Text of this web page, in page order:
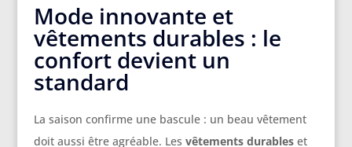
Mode innovante et
vêtements durables : le
confort devient un
standard
La saison confirme une bascule : un beau vêtement
doit aussi être agréable. Les vêtements durableset